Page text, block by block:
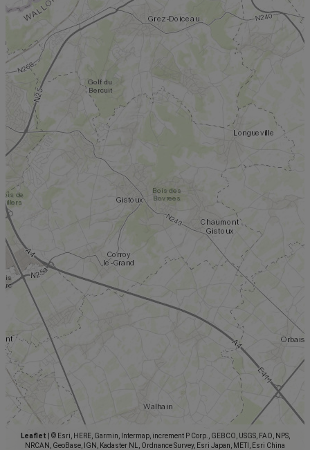
Leaflet
© Esri, HERE, Garmin, Intermap, increment P Corp., GEBCO, USGS, FAO, NPS,
NRCAN, GeoBase, IGN, Kadaster NL, Ordnance Survey, Esri Japan, METI, Esri China